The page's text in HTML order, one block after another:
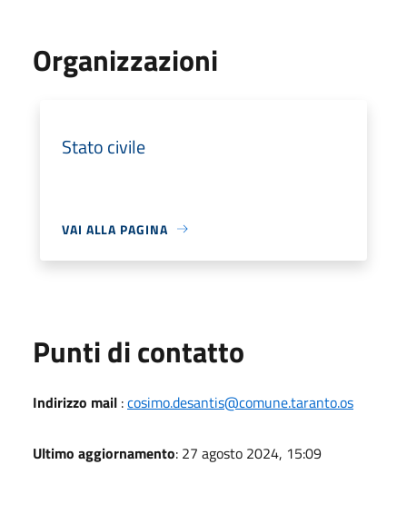
Organizzazioni
Stato civile
VAI ALLA PAGINA
Punti di contatto
Indirizzo mail :cosimo.desantis@comune.taranto.os
Ultimo aggiornamento: 27 agosto 2024, 15:09